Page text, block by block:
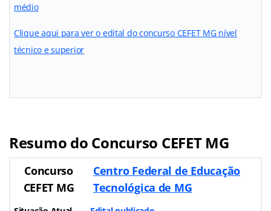
médio
Clique aqui para ver o edital do concurso CEFET MG nível
técnico e superior
Resumo do Concurso CEFET MG
Concurso
CEFET MG
Centro Federal de Educação
Tecnológica de MG